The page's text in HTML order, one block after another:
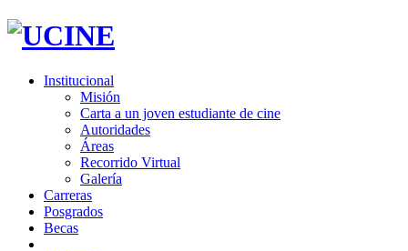
Institucional
Misión
Carta a un joven estudiante de cine
Autoridades
Áreas
Recorrido Virtual
Galería
Carreras
Posgrados
Becas